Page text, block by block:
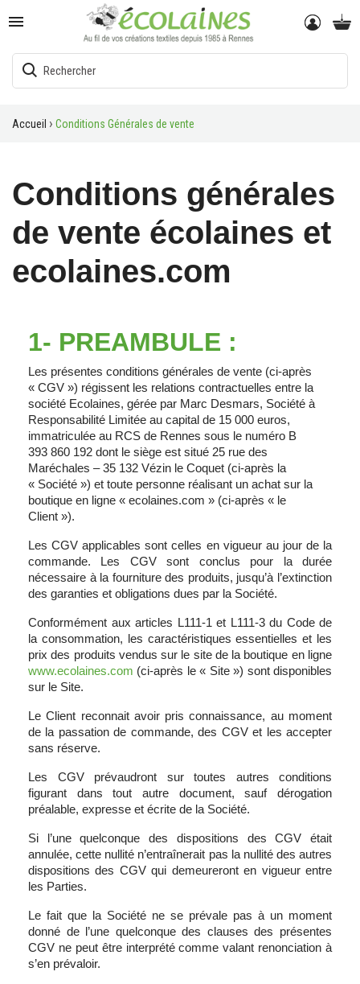

Accueil Conditions Générales de vente
Conditions générales
de vente écolaines et
ecolaines.com
1- PREAMBULE :
Les présentes conditions générales de vente (ci-après
« CGV ») régissent les relations contractuelles entre la
société Ecolaines, gérée par Marc Desmars, Société à
Responsabilité Limitée au capital de 15 000 euros,
immatriculée au RCS de Rennes sous le numéro B
393 860 192 dont le siège est situé 25 rue des
Maréchales – 35 132 Vézin le Coquet (ci-après la
« Société ») et toute personne réalisant un achat sur la
boutique en ligne « ecolaines.com » (ci-après « le
Client »).
Les CGV applicables sont celles en vigueur au jour de la
commande. Les CGV sont conclus pour la durée
nécessaire à la fourniture des produits, jusqu’à l’extinction
des garanties et obligations dues par la Société.
Conformément aux articles L111-1 et L111-3 du Code de
la consommation, les caractéristiques essentielles et les
prix des produits vendus sur le site de la boutique en ligne
www.ecolaines.com (ci-après le « Site ») sont disponibles
sur le Site.
Le Client reconnait avoir pris connaissance, au moment
de la passation de commande, des CGV et les accepter
sans réserve.
Les CGV prévaudront sur toutes autres conditions
figurant dans tout autre document, sauf dérogation
préalable, expresse et écrite de la Société.
Si l’une quelconque des dispositions des CGV était
annulée, cette nullité n’entraînerait pas la nullité des autres
dispositions des CGV qui demeureront en vigueur entre
les Parties.
Le fait que la Société ne se prévale pas à un moment
donné de l’une quelconque des clauses des présentes
CGV ne peut être interprété comme valant renonciation à
s’en prévaloir.